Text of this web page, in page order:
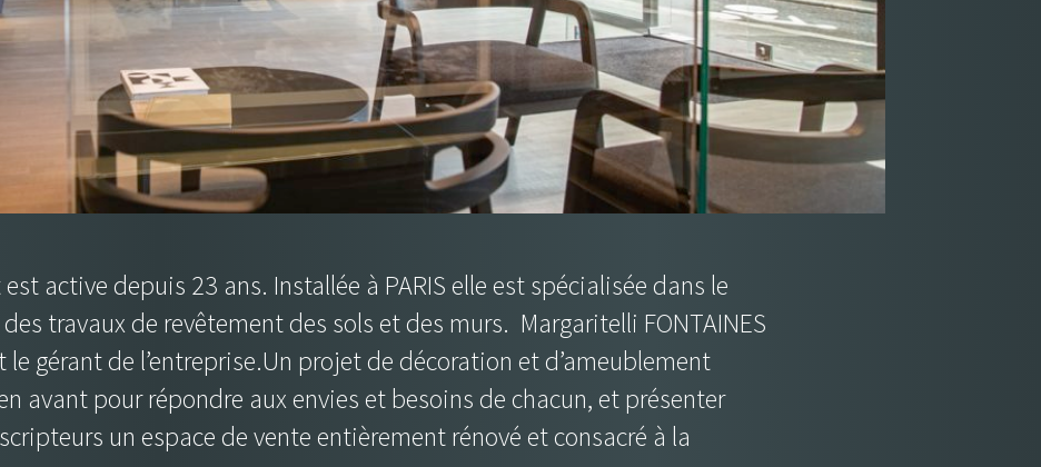
active depuis 23 ans. Installée à PARIS elle est spécialisée dans le
travaux de revêtement des sols et des murs. Margaritelli FONTAINES
gérant de l’entreprise.Un projet de décoration et d’ameublement
avant pour répondre aux envies et besoins de chacun, et présenter
un espace de vente entièrement rénové et consacré à la